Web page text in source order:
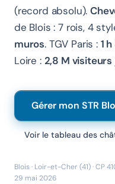
(record absolu).
de Blois : 7 rois, 4
muros. TGV Paris : 1
Loire : 2,8 M visiteurs
Gérer mon STR
Voir le tableau des
Blois · Loir-et-Cher (41) · CP
29 mai 2026
Chanlify Assistant